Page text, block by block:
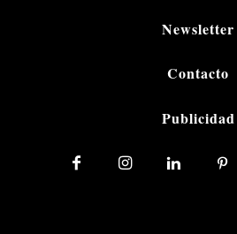
Newsletter
Contacto
Publicidad